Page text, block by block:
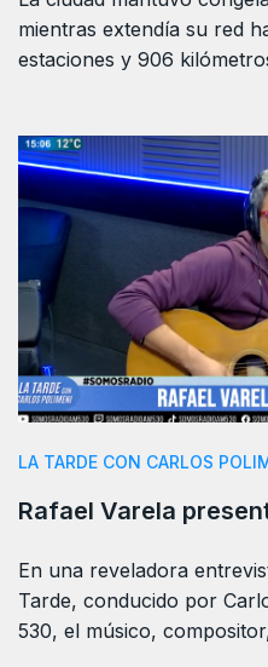
mientras extendía su red
estaciones y 906
LA TARDE CON CARLOS
Rafael Varela
En una reveladora
Tarde, conducido por
530, el músico,